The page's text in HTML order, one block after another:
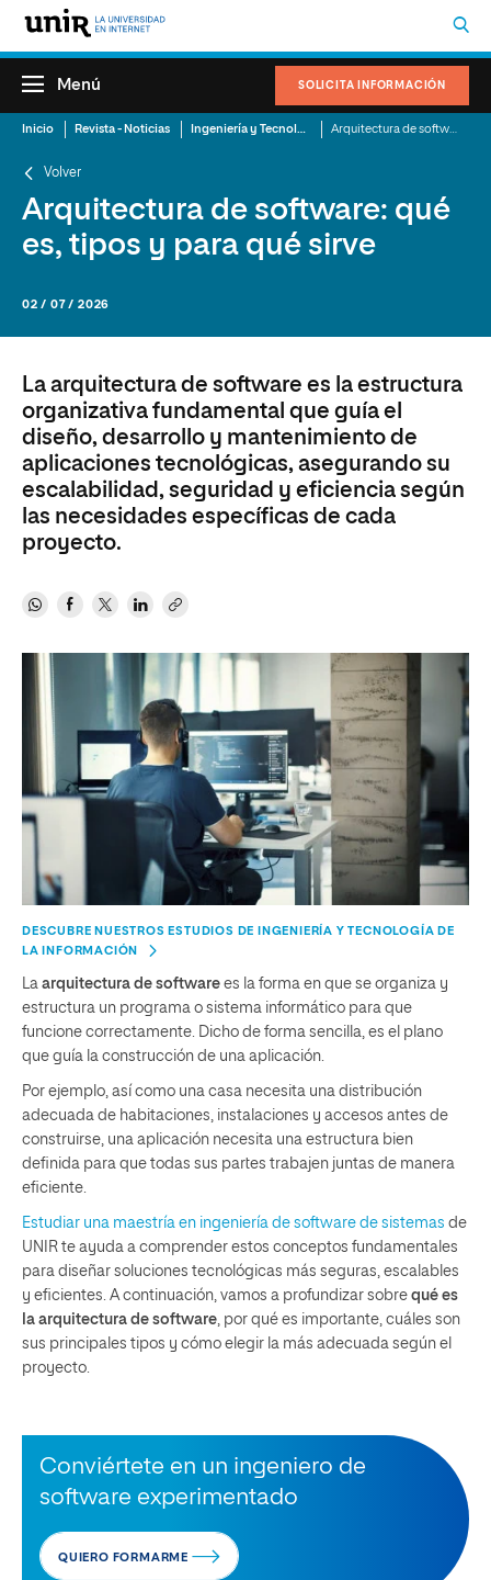
SOLICITA INFORMACIÓN
Menú
Inicio Revista - Noticias Ingeniería y Tecnología de la Información
Volver
Arquitectura de software: qué
es, tipos y para qué sirve
02 / 07 / 2026
La arquitectura de software es la estructura
organizativa fundamental que guía el
diseño, desarrollo y mantenimiento de
aplicaciones tecnológicas, asegurando su
escalabilidad, seguridad y eficiencia según
las necesidades específicas de cada
proyecto.
DESCUBRE NUESTROS ESTUDIOS DE INGENIERÍA Y TECNOLOGÍA DE
LA INFORMACIÓN
La arquitectura de software es la forma en que se organiza y
estructura un programa o sistema informático para que
funcione correctamente. Dicho de forma sencilla, es el plano
que guía la construcción de una aplicación.
Por ejemplo, así como una casa necesita una distribución
adecuada de habitaciones, instalaciones y accesos antes de
construirse, una aplicación necesita una estructura bien
definida para que todas sus partes trabajen juntas de manera
eficiente.
Estudiar una maestría en ingeniería de software de sistemas de
UNIR te ayuda a comprender estos conceptos fundamentales
para diseñar soluciones tecnológicas más seguras, escalables
y eficientes. A continuación, vamos a profundizar sobre qué es
la arquitectura de software , por qué es importante, cuáles son
sus principales tipos y cómo elegir la más adecuada según el
proyecto.
Conviértete en un ingeniero de
software experimentado
QUIERO FORMARME